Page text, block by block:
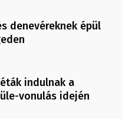
denevéreknek épül
indulnak a
vonulás idején